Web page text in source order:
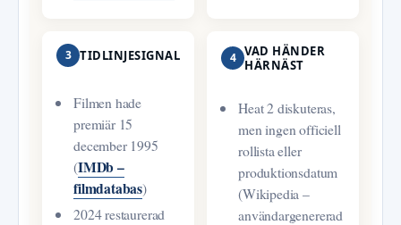
3 TIDLINJESIGNAL
Filmen hade
premiär 15
december 1995
(IMDb –
filmdatabas)
2024 restaurerad
4 VAD HÄNDER
HÄRNÄST
Heat 2 diskuteras,
men ingen officiell
rollista eller
produktionsdatum
(Wikipedia –
användargenererad